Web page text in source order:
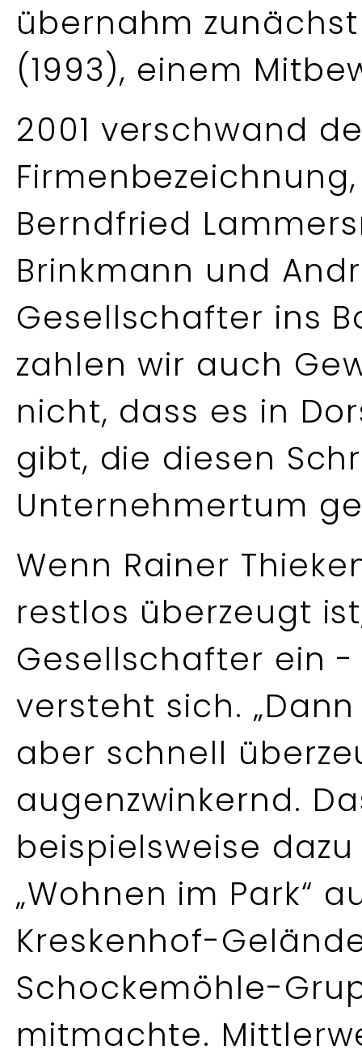
übernahm
(1993), einem
2001 verschwand
Berndfried
Brinkmann und
Gesellschafter ins
zahlen wir auch
nicht, dass es in
gibt, die diesen
Unternehmertum
Wenn Rainer
restlos überzeugt
Gesellschafter ein -
versteht sich.
aber schnell
augenzwinkernd.
beispielsweise
„Wohnen im Park“
Kreskenhof-
Schockemöhle-
mitmachte.